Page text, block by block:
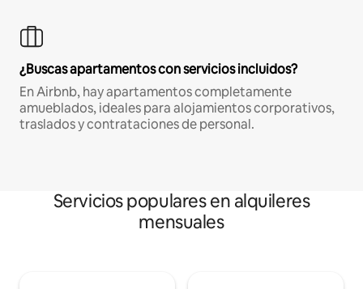
¿Buscas apartamentos con servicios incluidos?
En Airbnb, hay apartamentos completamente
amueblados, ideales para alojamientos corporativos,
traslados y contrataciones de personal.
Servicios populares en alquileres
mensuales